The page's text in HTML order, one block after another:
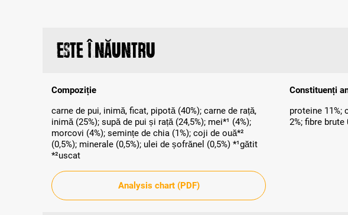
Este înăuntru
Compoziție
carne de pui, inimă, ficat, pipotă (40%); carne de rață,
inimă (25%); supă de pui și rață (24,5%); mei*¹ (4%);
morcovi (4%); semințe de chia (1%); coji de ouă*²
(0,5%); minerale (0,5%); ulei de șofrănel (0,5%) *¹gătit
*²uscat
Constituenți
proteine 11%;
2%; fibre brute
Analysis chart (PDF)